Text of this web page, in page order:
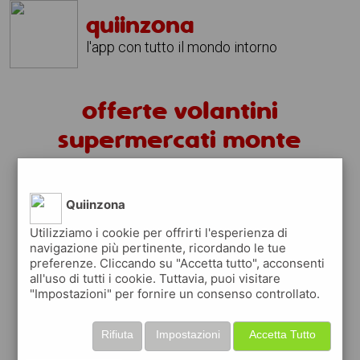
quiinzona
l'app con tutto il mondo intorno
offerte volantini
supermercati monte
volantini monte romano
fai la spesa sotto casa
sfogliagratisivolantinidei supermercati a
monte romanoin modofaciledal tuo
scopri le offerte in corso nei punti vendita
Quiinzona
Utilizziamo i cookie per offrirti l'esperienza di
navigazione più pertinente, ricordando le tue
preferenze. Cliccando su "Accetta tutto", acconsenti
all'uso di tutti i cookie. Tuttavia, puoi visitare
"Impostazioni" per fornire un consenso controllato.
Accetta Tutto
Impostazioni
Rifiuta